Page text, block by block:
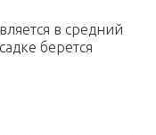
в средний
берется